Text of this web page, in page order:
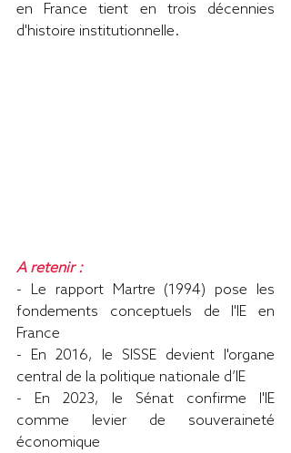
en France tient en trois décennies
d'histoire institutionnelle.
A retenir :
- Le rapport Martre (1994) pose les
fondements conceptuels de l'IE en
France
- En 2016, le SISSE devient l'organe
central de la politique nationale d’IE
- En 2023, le Sénat confirme l'IE
comme levier de souveraineté
économique